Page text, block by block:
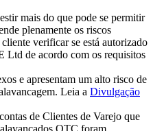
mais do que pode se permitir
plenamente os riscos
verificar se está autorizado
Ltd de acordo com os requisitos
e apresentam um alto risco de
Leia a Divulgação
de Clientes de Varejo que